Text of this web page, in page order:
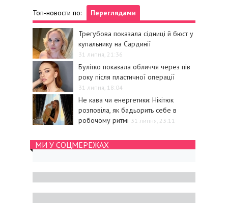
Топ-новости по: Переглядами
Трегубова показала сідниці й бюст у
купальнику на Сардинії
31 липня, 21:36
Булітко показала обличчя через пів
року після пластичної операції
31 липня, 18:04
Не кава чи енергетики: Нікітюк
розповіла, як бадьорить себе в
робочому ритмі 31 липня, 23:11
МИ У СОЦМЕРЕЖАХ